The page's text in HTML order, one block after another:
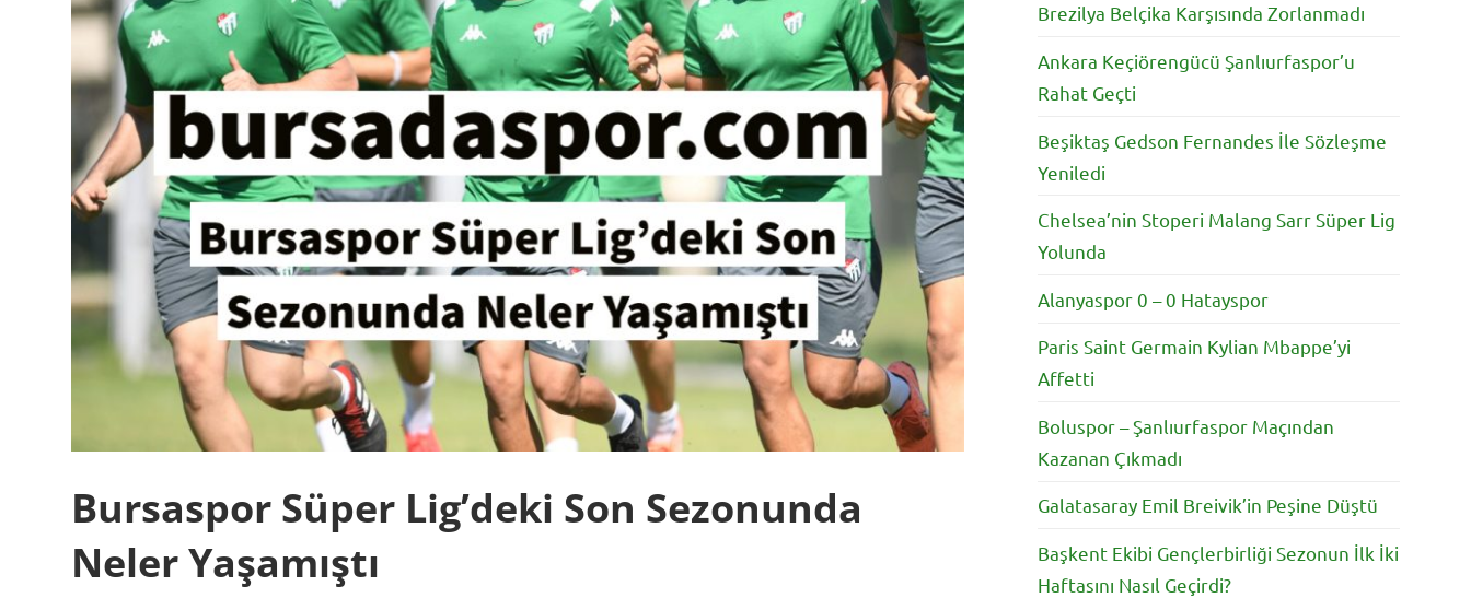
Bursaspor Süper Lig’deki Son Sezonunda
Neler Yaşamıştı
Brezilya Belçika Karşısında Zorlanmadı
Ankara Keçiörengücü Şanlıurfaspor’u
Rahat Geçti
Beşiktaş Gedson Fernandes İle Sözleşme
Yeniledi
Chelsea’nin Stoperi Malang Sarr Süper Lig
Yolunda
Alanyaspor 0 – 0 Hatayspor
Paris Saint Germain Kylian Mbappe’yi
Affetti
Boluspor – Şanlıurfaspor Maçından
Kazanan Çıkmadı
Galatasaray Emil Breivik’in Peşine Düştü
Başkent Ekibi Gençlerbirliği Sezonun İlk İki
Haftasını Nasıl Geçirdi?